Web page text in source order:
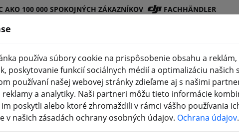
AKO 100 000 SPOKOJNÝCH ZÁKAZNÍKOV FACHHÄNDLER
Obchod
DJI
Batéri
e
Vrtuľ
a
Príslušenstv
o
3D
tlač
vám, ako ho vyhľadávať. videokamery monitor akn
používa súbory cookie na prispôsobenie obsahu a
poskytovanie funkcií sociálnych médií a optimalizáciu našich
používaní našej webovej stránky zdieľame aj s našimi
a analytiky. Naši partneri môžu tieto informácie
poskytli alebo ktoré zhromaždili v rámci vášho používania
v našich zásadách ochrany osobných údajov. Ochrana údajov.